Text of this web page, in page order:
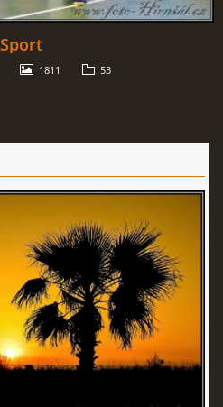
Sport
1811 53